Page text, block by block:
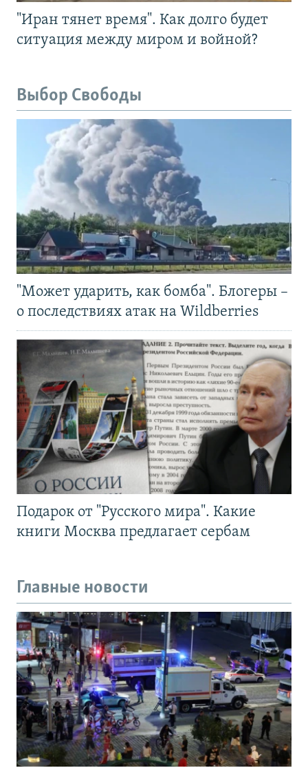
"Иран тянет время". Как долго будет
ситуация между миром и войной?
Выбор Свободы
"Может ударить, как бомба". Блогеры –
о последствиях атак на Wildberries
Подарок от "Русского мира". Какие
книги Москва предлагает сербам
Главные новости